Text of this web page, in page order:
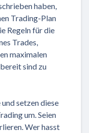
haben,
Trading-Plan
Regeln für die
Trades,
maximalen
sind zu
setzen diese
um. Seien
Wer hasst